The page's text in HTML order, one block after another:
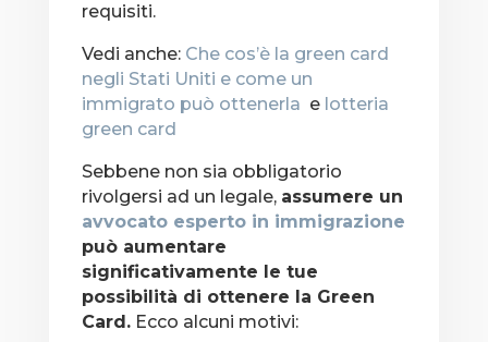
requisiti.
Vedi anche: Che cos’è la green card
negli Stati Uniti e come un
immigrato può ottenerla e lotteria
green card
Sebbene non sia obbligatorio
rivolgersi ad un legale, assumere un
avvocato esperto in immigrazione
può aumentare
significativamente le tue
possibilità di ottenere la Green
Card.Ecco alcuni motivi: